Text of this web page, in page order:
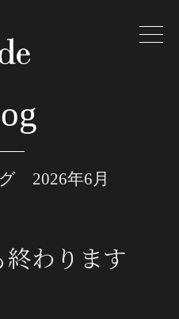
2026年6月
わります